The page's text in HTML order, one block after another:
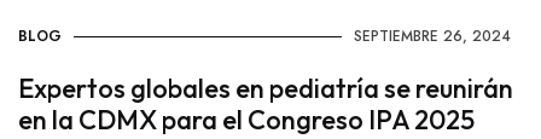
BLOG SEPTIEMBRE 26, 2024
Expertos globales en pediatría se reunirán
en la CDMX para el Congreso IPA 2025